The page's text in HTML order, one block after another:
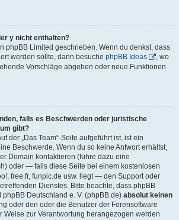
y nicht enthalten?
phpBB Limited geschrieben. Wenn du denkst, dass
werden sollte, dann besuche phpBB Ideas
, wo
Vorschläge abgeben oder neue Funktionen
falls es Beschwerden oder juristische
gibt?
der „Das Team“-Seite aufgeführt ist, ist ein
Beschwerde. Wenn du so keine Antwort erhältst,
Domain kontaktieren (führe dazu eine
oder — falls diese Seite bei einem kostenlosen
free.fr, funpic.de usw. liegt — den Support oder
Dienstes. Bitte beachte, dass phpBB
phpBB Deutschland e. V. (phpBB.de) absolut keinen
oder den oder die Benutzer der Forensoftware
Weise zur Verantwortung herangezogen werden